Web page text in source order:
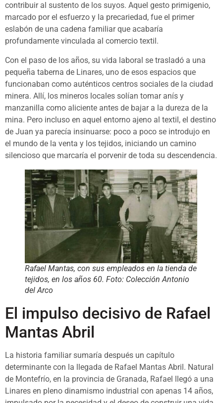
contribuir al sustento de los suyos. Aquel gesto primigenio,
marcado por el esfuerzo y la precariedad, fue el primer
eslabón de una cadena familiar que acabaría
profundamente vinculada al comercio textil.
Con el paso de los años, su vida laboral se trasladó a una
pequeña taberna de Linares, uno de esos espacios que
funcionaban como auténticos centros sociales de la ciudad
minera. Allí, los mineros locales solían tomar anís y
manzanilla como aliciente antes de bajar a la dureza de la
mina. Pero incluso en aquel entorno ajeno al textil, el destino
de Juan ya parecía insinuarse: poco a poco se introdujo en
el mundo de la venta y los tejidos, iniciando un camino
silencioso que marcaría el porvenir de toda su descendencia.
Rafael Mantas, con sus empleados en la tienda de
tejidos, en los años 60. Foto: Colección Antonio
del Arco
El impulso decisivo de Rafael
Mantas Abril
La historia familiar sumaría después un capítulo
determinante con la llegada de Rafael Mantas Abril. Natural
de Montefrío, en la provincia de Granada, Rafael llegó a una
Linares en pleno dinamismo industrial con apenas 14 años,